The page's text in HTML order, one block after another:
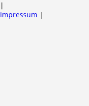
|
Impressum |